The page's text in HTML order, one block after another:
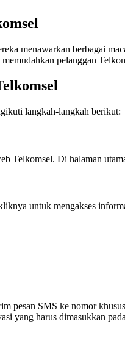
menawarkan berbagai
pelanggan
langkah-langkah berikut:
Telkomsel. Di halaman
untuk mengakses
pesan SMS ke nomor
yang harus dimasukkan